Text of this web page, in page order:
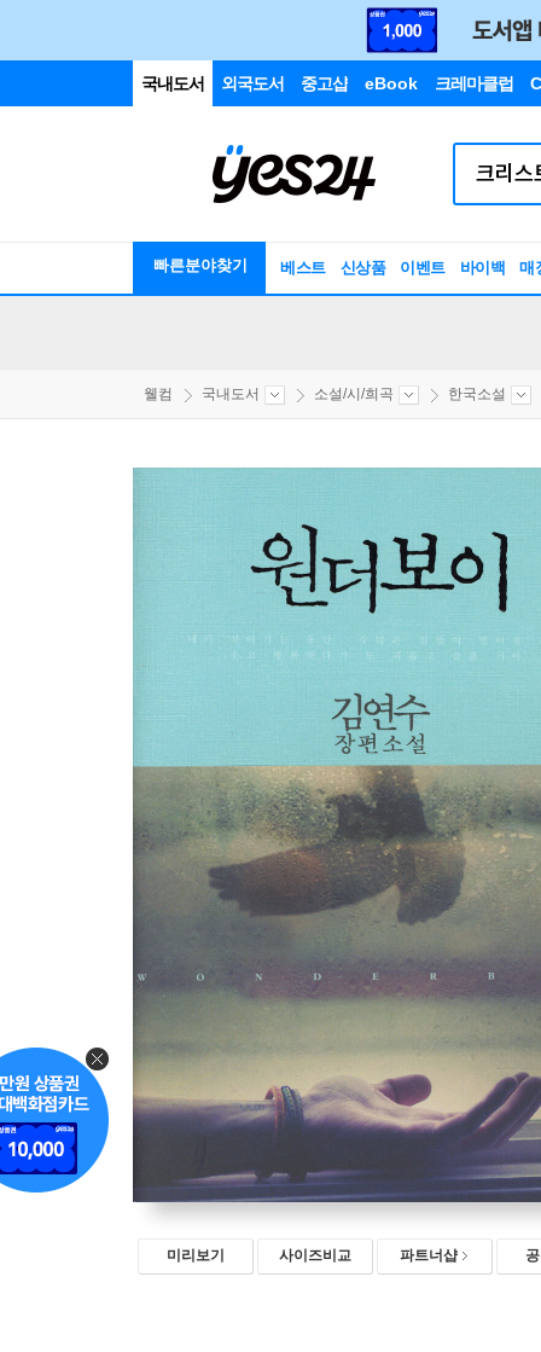
국내도서 외국도서 중고샵 eBook 크레마클럽
빠른분야찾기 베스트 신상품 이벤트 바이백 매
웰컴 국내도서 소설/시/희곡 한국소설
미리보기 사이즈비교 파트너샵